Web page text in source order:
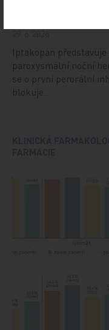
Iptakopan
paroxysmální noční
se o první perorální
blokuje…